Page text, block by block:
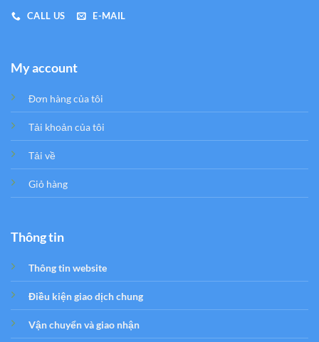
CALL US E-MAIL
My account
Đơn hàng của tôi
Tải khoản của tôi
Tải về
Giỏ hàng
Thông tin
Thông tin website
Điều kiện giao dịch chung
Vận chuyển và giao nhận